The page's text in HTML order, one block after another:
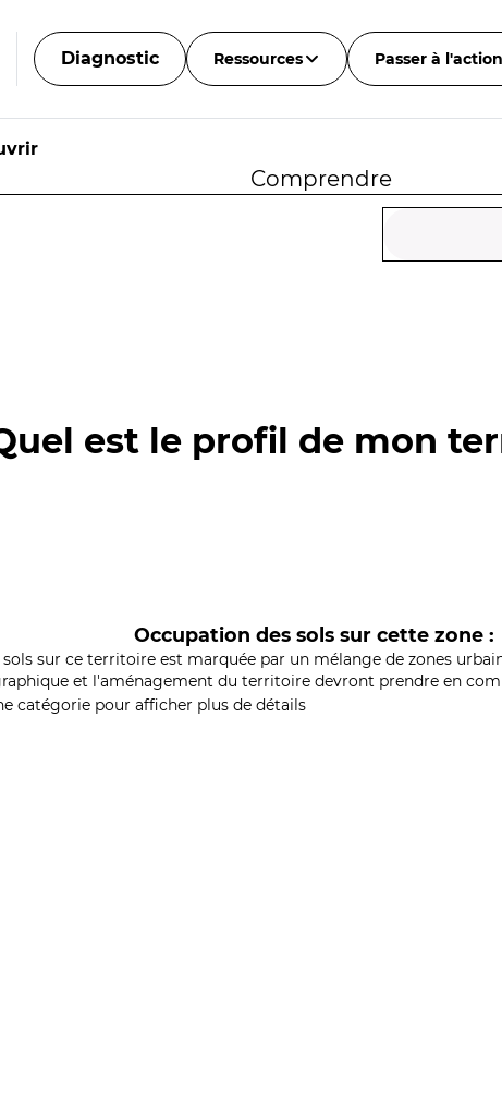
Diagnostic Ressources Passer à l'action
Comprendre
est le profil de mon
Occupation des sols sur cette zone :
sur ce territoire est marquée par un mélange de zones
et l'aménagement du territoire devront prendre en
catégorie pour afficher plus de détails